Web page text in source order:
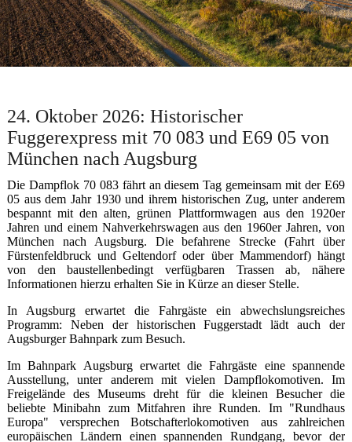
24. Oktober 2026: Historischer
Fuggerexpress mit 70 083 und E69 05 von
München nach Augsburg
Die Dampflok 70 083 fährt an diesem Tag gemeinsam mit der E69
05 aus dem Jahr 1930 und ihrem historischen Zug, unter anderem
bespannt mit den alten, grünen Plattformwagen aus den 1920er
Jahren und einem Nahverkehrswagen aus den 1960er Jahren, von
München nach Augsburg. Die befahrene Strecke (Fahrt über
Fürstenfeldbruck und Geltendorf oder über Mammendorf) hängt
von den baustellenbedingt verfügbaren Trassen ab, nähere
Informationen hierzu erhalten Sie in Kürze an dieser Stelle.
In Augsburg erwartet die Fahrgäste ein abwechslungsreiches
Programm: Neben der historischen Fuggerstadt lädt auch der
Augsburger Bahnpark zum Besuch.
Im Bahnpark Augsburg erwartet die Fahrgäste eine spannende
Ausstellung, unter anderem mit vielen Dampflokomotiven. Im
Freigelände des Museums dreht für die kleinen Besucher die
beliebte Minibahn zum Mitfahren ihre Runden. Im "Rundhaus
Europa" versprechen Botschafterlokomotiven aus zahlreichen
europäischen Ländern einen spannenden Rundgang, bevor der